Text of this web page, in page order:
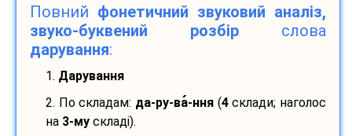
Повний фонетичний звуковий аналіз,
звуко-буквений розбір слова
дарування:
1. Дарування
2. По складам: да-ру-ва-ння (4склади; наголос
на 3-му складі).